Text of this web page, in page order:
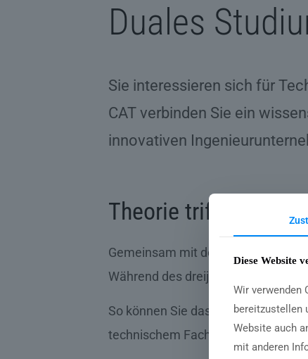
Duales
Sie interessieren sich für
CAT verbinden Sie ein
innovativen
Theorie trifft Praxis
Gemeinsam mit der DHBW
Während des dreijährigen
So können Sie das erlernte
technischem Fachwissen
Diese Website
Wir verwenden
bereitzustellen
Website auch
mit anderen